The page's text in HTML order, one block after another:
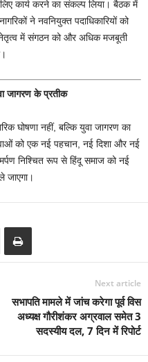
कार्य करने का संकल्प लिया। बैठक में
ने नवनियुक्त पदाधिकारियों को
में संगठन को और अधिक मजबूती
जागरण के प्रतीक
घोषणा नहीं, बल्कि युवा जागरण का
को एक नई पहचान, नई दिशा और नई
निश्चित रूप से हिंदू समाज को नई
जाएगा।
Next article
सभापति मामले में जांच करेगा पूर्व विस
अध्यक्ष गौरीशंकर अग्रवाल समेत 3
सदस्यीय दल, 7 दिन में रिपोर्ट